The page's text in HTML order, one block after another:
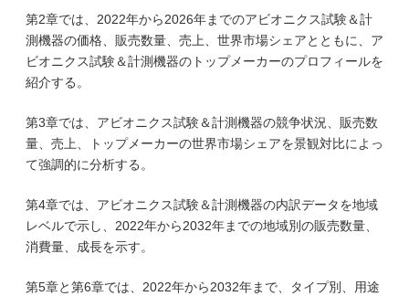
第2章では、2022年から2026年までのアビオニクス試験＆計
測機器の価格、販売数量、売上、世界市場シェアとともに、ア
ビオニクス試験＆計測機器のトップメーカーのプロフィールを
紹介する。
第3章では、アビオニクス試験＆計測機器の競争状況、販売数
量、売上、トップメーカーの世界市場シェアを景観対比によっ
て強調的に分析する。
第4章では、アビオニクス試験＆計測機器の内訳データを地域
レベルで示し、2022年から2032年までの地域別の販売数量、
消費量、成長を示す。
第5章と第6章では、2022年から2032年まで、タイプ別、用途